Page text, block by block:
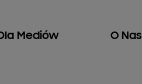
Mediów O Nas